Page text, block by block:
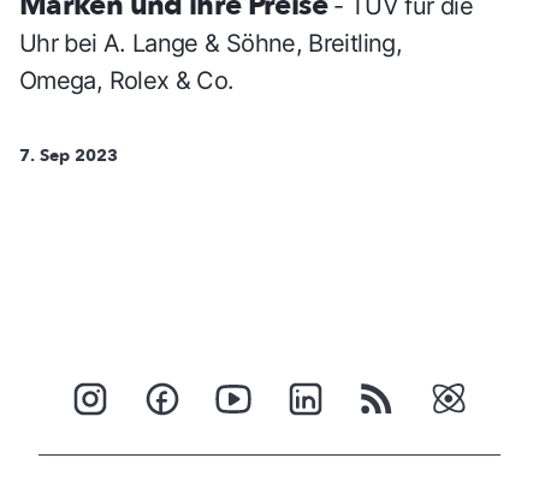
- TÜV für die
Uhr bei A. Lange & Söhne, Breitling,
Omega, Rolex & Co.
7. Sep 2023